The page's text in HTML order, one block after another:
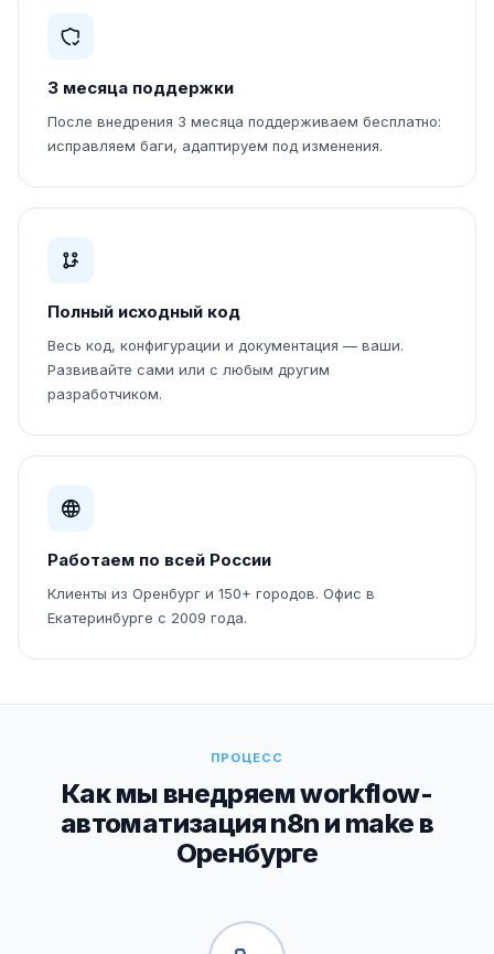
3 месяца поддержки
После внедрения 3 месяца поддерживаем бесплатно:
исправляем баги, адаптируем под изменения.
Полный исходный код
Весь код, конфигурации и документация — ваши.
Развивайте сами или с любым другим
разработчиком.
Работаем по всей России
Клиенты из Оренбург и 150+ городов. Офис в
Екатеринбурге с 2009 года.
ПРОЦЕСС
Как мы внедряем workflow-
автоматизация n8n и make в
Оренбурге